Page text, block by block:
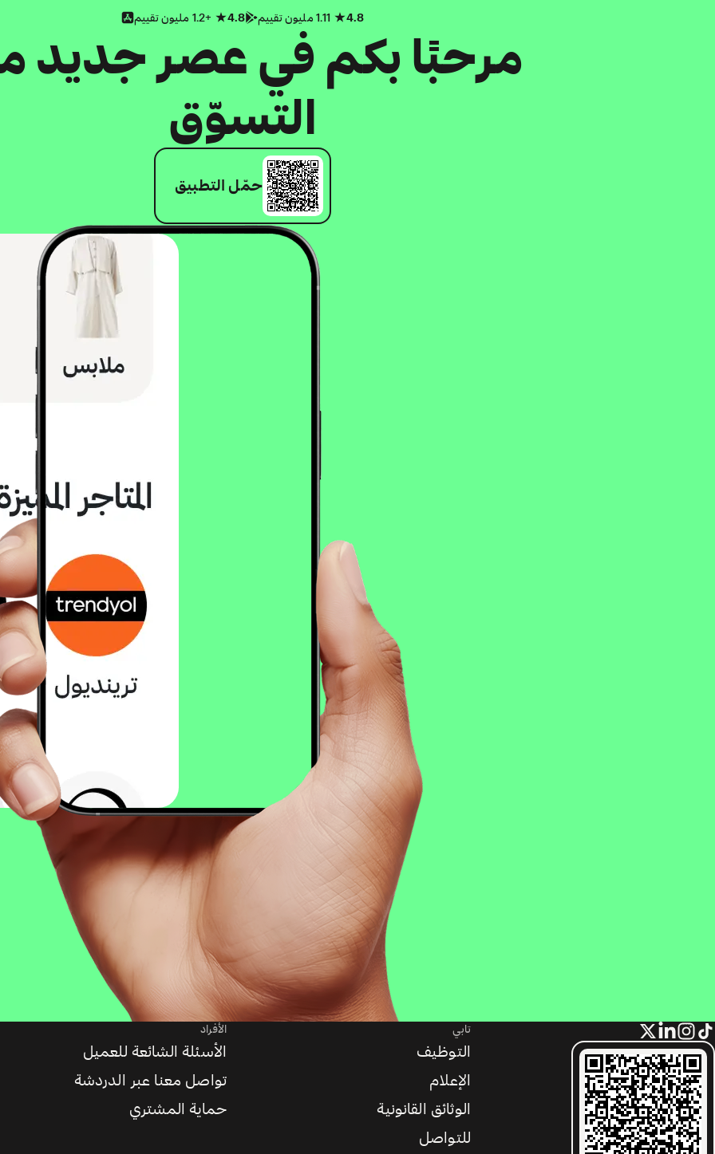
4.8
4.8 +1.2 مليون تقييم
مرحبًا بكم في عصر جديد
التسوّق
حمّل التطبيق
تابي
التوظيف
الإعلام
الوثائق القانونية
للتواصل
الأفراد
الأسئلة الشائعة للعميل
تواصل معنا عبر الدردشة
حماية المشتري